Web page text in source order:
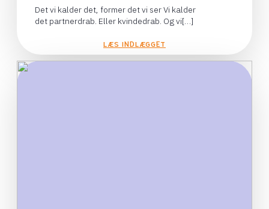
Det vi kalder det, former det vi ser Vi kalder
det partnerdrab. Eller kvindedrab. Og vi[…]
LÆS INDLÆGGET